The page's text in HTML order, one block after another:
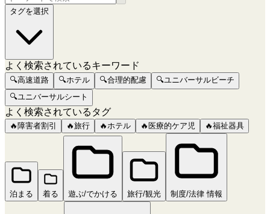
タグを選択
よく検索されているキーワード
🔍高速道路 🔍ホテル 🔍合理的配慮 🔍ユニバーサルビーチ
🔍ユニバーサルシート
よく検索されているタグ
🔥 障害者割引 🔥旅行 🔥ホテル 🔥 医療的ケア児 🔥福祉器具
泊まる 着る 遊ぶ/でかける 旅行/観光 制度/法律 情報